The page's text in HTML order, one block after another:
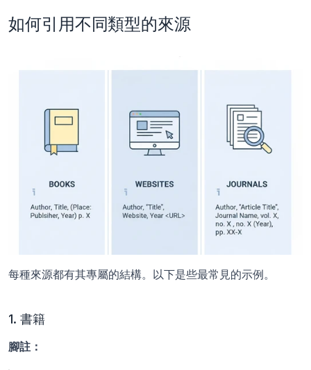
如何引用不同類型的來源
每種來源都有其專屬的結構。以下是些最常見的示例。
1. 書籍
腳註：